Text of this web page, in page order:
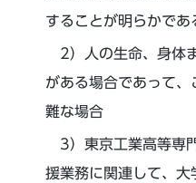
することが明らかであ
人の生命、身体
がある場合であって、
難な場合
東京工業高等専
援業務に関連して、